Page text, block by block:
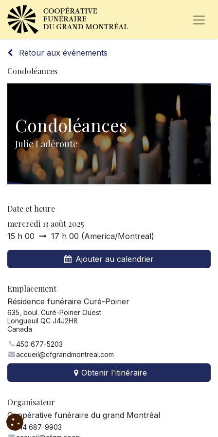
Retour aux événements
Condoléances
Condoléances
Julie Ladéroute
Date et heure
mercredi 13 août 2025
15 h 00 17 h 00 (America/Montreal)
Ajouter au calendrier
Emplacement
Résidence funéraire Curé-Poirier
635, boul. Curé-Poirier Ouest
Longueuil QC J4J2H8
Canada
450 677-5203
accueil@cfgrandmontreal.com
Obtenir l'itinéraire
Organisateur
Coopérative funéraire du grand Montréal
514 687-9903